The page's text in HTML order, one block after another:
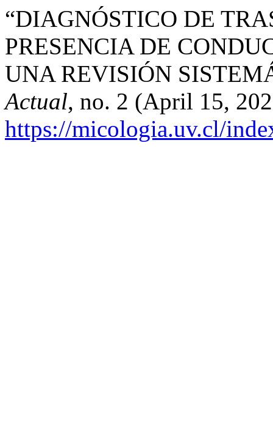
“DIAGNÓSTICO DE
PRESENCIA DE
UNA REVISIÓN
Actual, no. 2 (April 15,
https://micologia.uv.cl/